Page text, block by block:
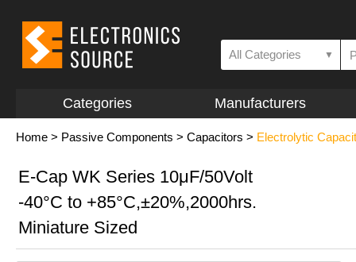
All Categories ▼
Categories Manufacturers
Home > Passive Components > Capacitors > Electrolytic
E-Cap WK Series 10μF/50Volt
-40°C to +85°C,±20%,2000hrs.
Miniature Sized